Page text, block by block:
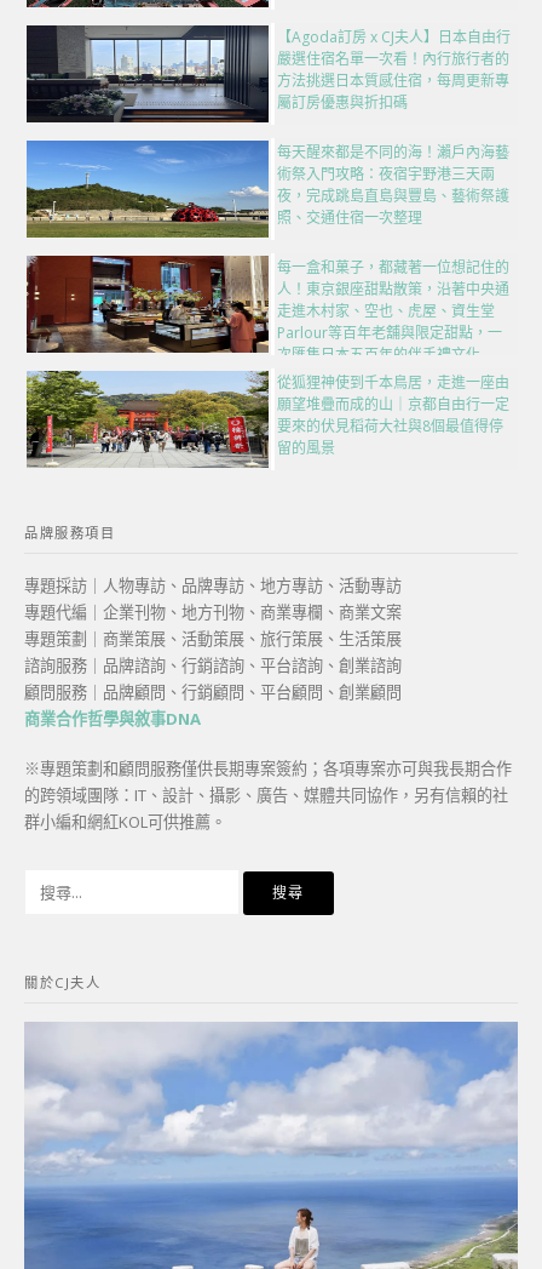
【Agoda訂房 x CJ夫人】日本自由行
嚴選住宿名單一次看！內行旅行者的
方法挑選日本質感住宿，每周更新專
屬訂房優惠與折扣碼
每天醒來都是不同的海！瀨戶內海藝
術祭入門攻略：夜宿宇野港三天兩
夜，完成跳島直島與豐島、藝術祭護
照、交通住宿一次整理
每一盒和菓子，都藏著一位想記住的
人！東京銀座甜點散策，沿著中央通
走進木村家、空也、虎屋、資生堂
Parlour等百年老舖與限定甜點，一
次匯集日本五百年的伴手禮文化
從狐狸神使到千本鳥居，走進一座由
願望堆疊而成的山｜京都自由行一定
要來的伏見稻荷大社與8個最值得停
留的風景
品牌服務項目
專題採訪｜人物專訪、品牌專訪、地方專訪、活動專訪
專題代編｜企業刊物、地方刊物、商業專欄、商業文案
專題策劃｜商業策展、活動策展、旅行策展、生活策展
諮詢服務｜品牌諮詢、行銷諮詢、平台諮詢、創業諮詢
顧問服務｜品牌顧問、行銷顧問、平台顧問、創業顧問
商業合作哲學與敘事DNA
※專題策劃和顧問服務僅供長期專案簽約；各項專案亦可與我長期合作
的跨領域團隊：IT、設計、攝影、廣告、媒體共同協作，另有信賴的社
群小編和網紅KOL可供推薦。
字:
關於CJ夫人